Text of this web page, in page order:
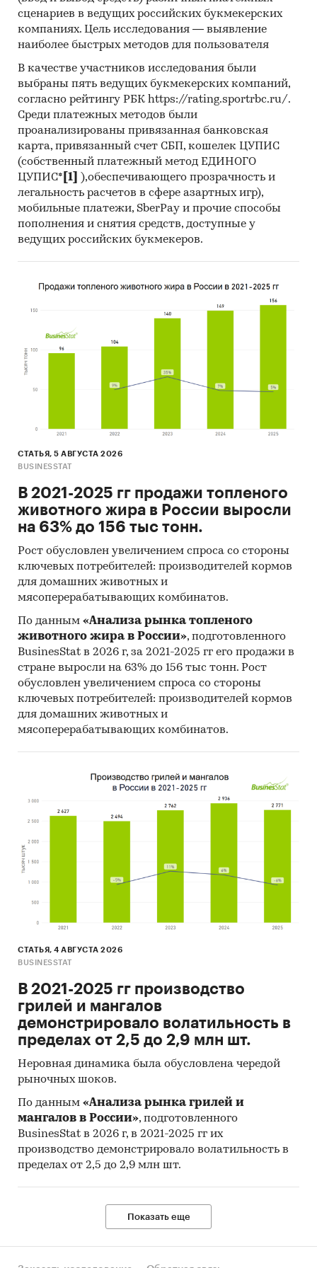
(количественный) анализ с применением
пакетов программ, к которым имеет доступ
наше агентство.
Контент-анализ выполняется в рамках
проведения Desk Research (кабинетное
исследование). В общем виде целью
кабинетного исследования является
проанализировать ситуацию на рынке
цифровой наружной рекламы (медиафасады) и
получить (рассчитать) показатели,
характеризующие его состояние в настоящее
время и в будущем.
Источники получения информации
Материалы DataMonitor, EuroMonitor,
Eurostat.
Печатные и электронные деловые и
специализированные издания,
аналитические обзоры.
Ресурсы сети Интернет в России и мире.
мирового рынков.
консалтинговых агентств.
Материалы отраслевых учреждений и базы
Результаты ценовых мониторингов.
Материалы и базы данных статистики ООН
(United Nations Statistics Division:
Commodity Trade Statistics, Industrial
Commodity Statistics, Food and Agriculture
Organization и др.).
Материалы Международного Валютного
Фонда (International Monetary Fund).
Материалы Всемирного банка (World Bank).
сотрудничества и развития (Organization for
Economic Cooperation and Development).
Материалы International Trade Centre.
Результаты исследований DISCOVERY
Объем и структура выборки
Процедура контент-анализа документов не
предполагает расчета объема выборочной
все доступные исследователю документы.
К отчету прилагается обработанная и
пригодная к дальнейшему использованию
данных с подробной информацией об
импорте в Россию и экспорте из
магния). База включает в себя большое число
различных показателей:
Категория продукта
Бренд
Месяц импорта/экспорта
Компании получатели и отправители
сценариев в ведущих российских букмекерских
компаниях. Цель исследования — выявление
наиболее быстрых методов для пользователя
В качестве участников исследования были
выбраны пять ведущих букмекерских компаний,
согласно рейтингу РБК https://rating.sportrbc.ru/.
Среди платежных методов были
проанализированы привязанная банковская
карта, привязанный счет СБП, кошелек ЦУПИС
(собственный платежный метод ЕДИНОГО
ЦУПИС* [1]
),обеспечивающего прозрачность и
легальность расчетов в сфере азартных игр),
мобильные платежи, SberPay и прочие способы
пополнения и снятия средств, доступные у
ведущих российских букмекеров.
СТАТЬЯ, 5 АВГУСТА 2026
BUSINESSTAT
В 2021-2025 гг продажи топленого
животного жира в России выросли
на 63% до 156 тыс тонн.
Рост обусловлен увеличением спроса со стороны
ключевых потребителей: производителей кормов
для домашних животных и
мясоперерабатывающих комбинатов.
По данным «Анализа рынка топленого
животного жира в России», подготовленного
BusinesStat в 2026 г, за 2021-2025 гг его продажи в
стране выросли на 63% до 156 тыс тонн. Рост
обусловлен увеличением спроса со стороны
ключевых потребителей: производителей кормов
для домашних животных и
мясоперерабатывающих комбинатов.
СТАТЬЯ, 4 АВГУСТА 2026
BUSINESSTAT
В 2021-2025 гг производство
грилей и мангалов
демонстрировало волатильность в
пределах от 2,5 до 2,9 млн шт.
Неровная динамика была обусловлена чередой
рыночных шоков.
По данным «Анализа рынка грилей и
мангалов в России», подготовленного
BusinesStat в 2026 г, в 2021-2025 гг их
производство демонстрировало волатильность в
пределах от 2,5 до 2,9 млн шт.
Показать еще